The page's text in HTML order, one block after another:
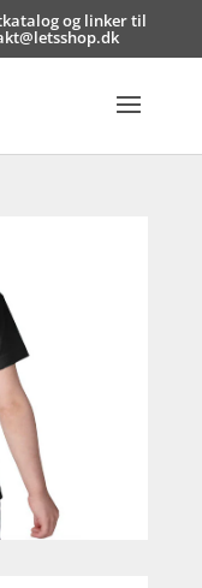
og linker til